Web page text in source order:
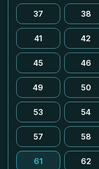
37 38
41 42
45 46
49 50
53 54
57 58
61 62